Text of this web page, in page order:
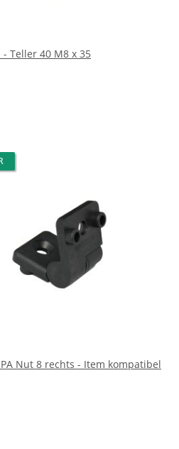
Teller 40 M8 x 35
Nut 8 rechts - Item kompatibel